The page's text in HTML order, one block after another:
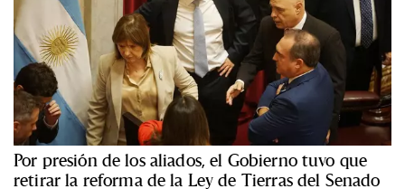
Por presión de los aliados, el Gobierno tuvo que
retirar la reforma de la Ley de Tierras del Senado